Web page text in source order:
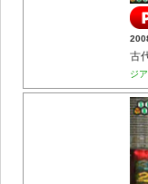
古
ジ